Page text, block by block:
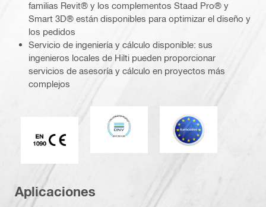
familias Revit® y los complementos Staad Pro® y
Smart 3D® están disponibles para optimizar el diseño y
los pedidos
Servicio de ingeniería y cálculo disponible: sus
ingenieros locales de Hilti pueden proporcionar
servicios de asesoría y cálculo en proyectos más
complejos
Marca CE EN 1090
DNV Eurocódigo
Aplicaciones